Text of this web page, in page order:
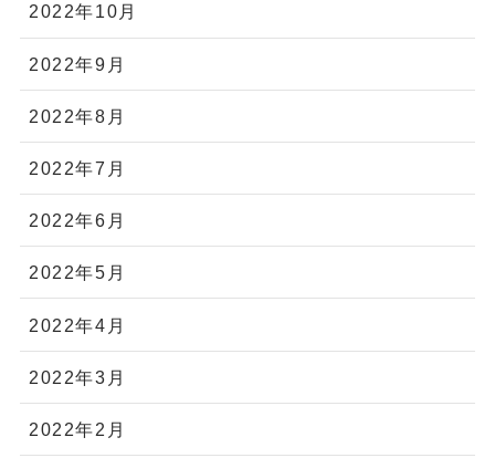
2022年10月
2022年9月
2022年8月
2022年7月
2022年6月
2022年5月
2022年4月
2022年3月
2022年2月